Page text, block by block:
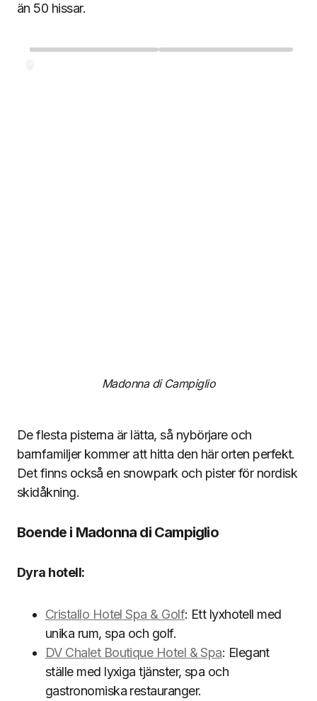
än 50 hissar.
Madonna di Campiglio
De flesta pisterna är lätta, så nybörjare och
barnfamiljer kommer att hitta den här orten perfekt.
Det finns också en snowpark och pister för nordisk
skidåkning.
Boende i Madonna di Campiglio
Dyra hotell:
Cristallo Hotel Spa & Golf: Ett lyxhotell med
unika rum, spa och golf.
DV Chalet Boutique Hotel & Spa: Elegant
ställe med lyxiga tjänster, spa och
gastronomiska restauranger.